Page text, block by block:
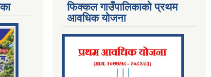
फिक्कल गाउँपालिकाको प्रथम
आवधिक योजना